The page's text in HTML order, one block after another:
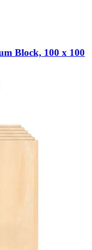
Block, 100 x 100